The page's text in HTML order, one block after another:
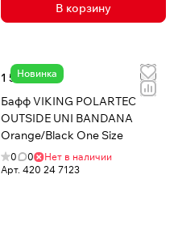
В корзину
Новинка
1 510 сом
Бафф VIKING POLARTEC
OUTSIDE UNI BANDANA
Orange/Black One Size
0 0
Нет в наличии
Арт. 420 24 7123